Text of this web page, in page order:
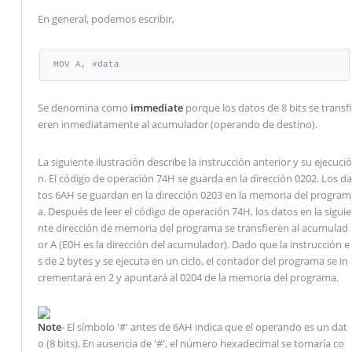
En general, podemos escribir,
MOV A, #data
Se denomina como immediateporque los datos de 8 bits se transfi
eren inmediatamente al acumulador (operando de destino).
La siguiente ilustración describe la instrucción anterior y su ejecució
n. El código de operación 74H se guarda en la dirección 0202. Los da
tos 6AH se guardan en la dirección 0203 en la memoria del program
a. Después de leer el código de operación 74H, los datos en la siguie
nte dirección de memoria del programa se transfieren al acumulad
or A (E0H es la dirección del acumulador). Dado que la instrucción e
s de 2 bytes y se ejecuta en un ciclo, el contador del programa se in
crementará en 2 y apuntará al 0204 de la memoria del programa.
Note- El símbolo '#' antes de 6AH indica que el operando es un dat
o (8 bits). En ausencia de '#', el número hexadecimal se tomaría co